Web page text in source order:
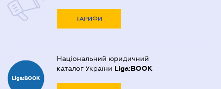
ТАРИФИ
Національний юридичний
каталог України Liga:BOOK